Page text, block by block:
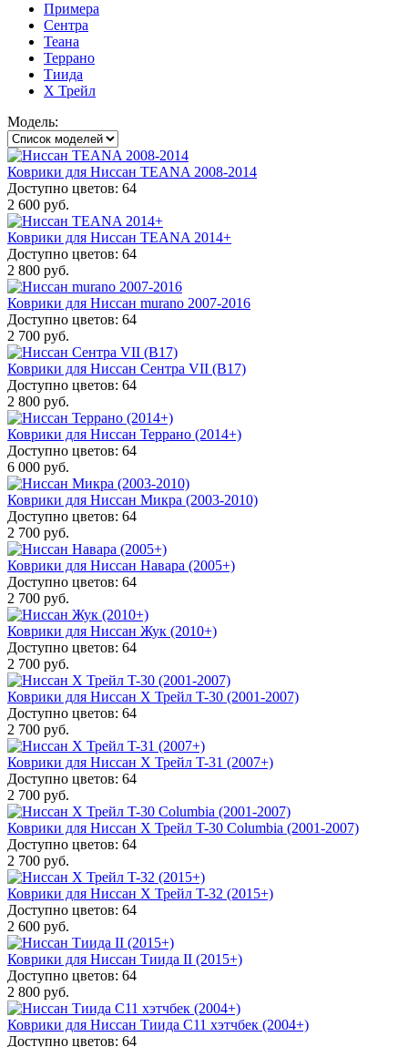
Примера
Сентра
Теана
Террано
Тиида
Х Трейл
Модель:
Коврики для Ниссан TEANA 2008-2014
Доступно цветов: 64
2 600 руб.
Коврики для Ниссан TEANA 2014+
Доступно цветов: 64
2 800 руб.
Коврики для Ниссан murano 2007-2016
Доступно цветов: 64
2 700 руб.
Коврики для Ниссан Сентра VII (B17)
Доступно цветов: 64
2 800 руб.
Коврики для Ниссан Террано (2014+)
Доступно цветов: 64
6 000 руб.
Коврики для Ниссан Микра (2003-2010)
Доступно цветов: 64
2 700 руб.
Коврики для Ниссан Навара (2005+)
Доступно цветов: 64
2 700 руб.
Коврики для Ниссан Жук (2010+)
Доступно цветов: 64
2 700 руб.
Коврики для Ниссан Х Трейл T-30 (2001-2007)
Доступно цветов: 64
2 700 руб.
Коврики для Ниссан Х Трейл T-31 (2007+)
Доступно цветов: 64
2 700 руб.
Коврики для Ниссан Х Трейл T-30 Columbia (2001-2007)
Доступно цветов: 64
2 700 руб.
Коврики для Ниссан Х Трейл T-32 (2015+)
Доступно цветов: 64
2 600 руб.
Коврики для Ниссан Тиида II (2015+)
Доступно цветов: 64
2 800 руб.
Коврики для Ниссан Тиида С11 хэтчбек (2004+)
Доступно цветов: 64